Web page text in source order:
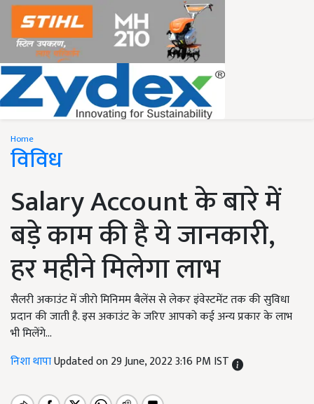
Home
विविध
Salary Account के बारे में
बड़े काम की है ये जानकारी,
हर महीने मिलेगा लाभ
सैलरी अकाउंट में जीरो मिनिमम बैलेंस से लेकर इंवेस्टमेंट तक की सुविधा
प्रदान की जाती है. इस अकाउंट के जरिए आपको कई अन्य प्रकार के लाभ
भी मिलेंगे...
निशा थापाUpdated on 29 June, 2022 3:16 PM IST